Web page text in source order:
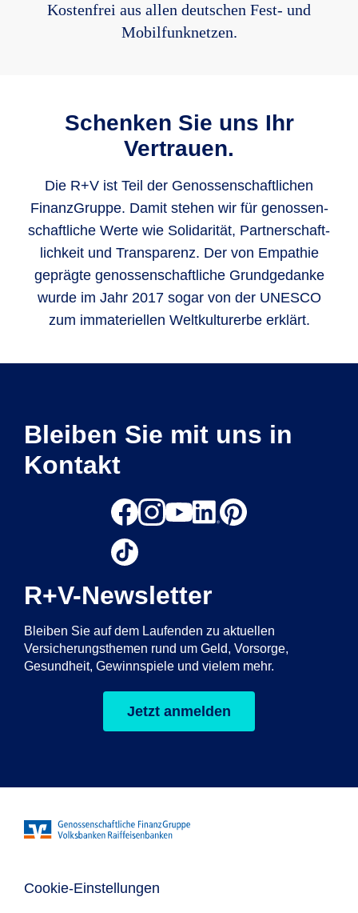
Kostenfrei aus allen deutschen Fest- und
Mobilfunknetzen.
Schenken Sie uns Ihr
Vertrauen.
Die R+V ist Teil der Genos­sen­schaft­lichen
Finanz­Gruppe. Damit stehen wir für genos­sen­
schaft­liche Werte wie Soli­darität, Part­ner­schaft­
lich­keit und Trans­parenz. Der von Empathie
geprägte genos­sen­schaft­liche Grund­gedanke
wurde im Jahr 2017 sogar von der UNESCO
zum imma­teri­ellen Welt­kultur­erbe erklärt.
Bleiben Sie mit uns in
Kontakt
R+V-Newsletter
Bleiben Sie auf dem Laufenden zu aktuellen
Versicherungsthemen rund um Geld, Vorsorge,
Gesundheit, Gewinnspiele und vielem mehr.
Jetzt anmelden
Cookie-Einstellungen